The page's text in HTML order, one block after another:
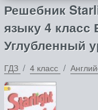
Решебник
языку 4
Углубленный
ГДЗ 4 класс